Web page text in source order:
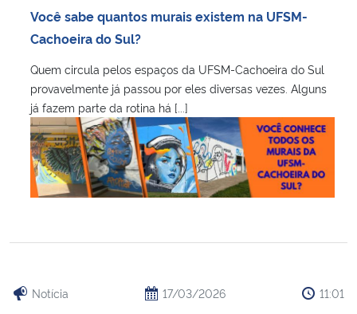
Você sabe quantos murais existem na UFSM-
Cachoeira do Sul?
Quem circula pelos espaços da UFSM-Cachoeira do Sul
provavelmente já passou por eles diversas vezes. Alguns
já fazem parte da rotina há [...]
Notícia 17/03/2026 11:01